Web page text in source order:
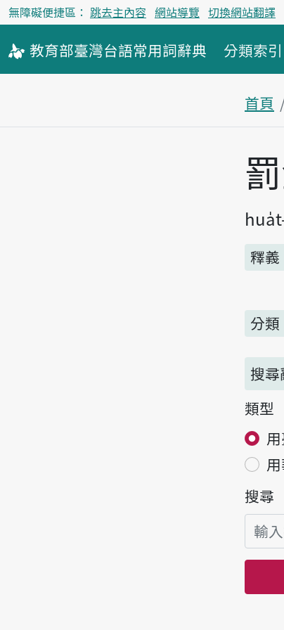
無障礙便捷區： 跳去主內容 網站導覽 切換網站翻譯
教育部臺灣台語常用詞辭典 分類索引
首頁
主內
釋義
分類
搜
類型
搜尋